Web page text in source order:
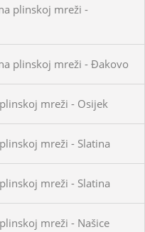
plinskoj mreži -
plinskoj mreži - Đakovo
mreži - Osijek
mreži - Slatina
mreži - Slatina
mreži - Našice